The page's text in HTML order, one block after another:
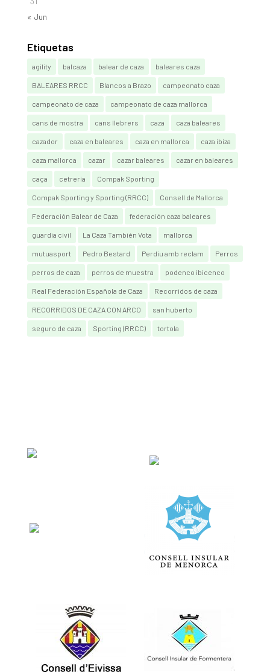
« Jun
Etiquetas
agility balcaza balear de caza baleares caza
BALEARES RRCC Blancos a Brazo campeonato caza
campeonato de caza campeonato de caza mallorca
cans de mostra cans llebrers caza caza baleares
cazador caza en baleares caza en mallorca caza ibiza
caza mallorca cazar cazar baleares cazar en baleares
caça cetrería Compak Sporting
Compak Sporting y Sporting (RRCC) Consell de Mallorca
Federación Balear de Caza federación caza baleares
guardia civil La Caza También Vota mallorca
mutuasport Pedro Bestard Perdiu amb reclam Perros
perros de caza perros de muestra podenco ibicenco
Real Federación Española de Caza Recorridos de caza
RECORRIDOS DE CAZA CON ARCO san huberto
seguro de caza Sporting (RRCC) tortola